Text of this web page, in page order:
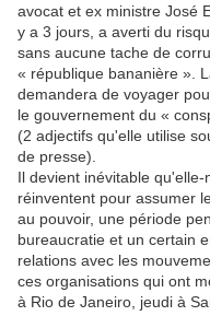
avocat et ex ministre José
y a 3 jours, a averti du
sans aucune tache de
« république bananière ».
demandera de voyager
le gouvernement du «
(2 adjectifs qu'elle utilise
de presse).
Il devient inévitable
réinventent pour assumer
au pouvoir, une période
bureaucratie et un certain
relations avec les
ces organisations qui ont
à Rio de Janeiro, jeudi à